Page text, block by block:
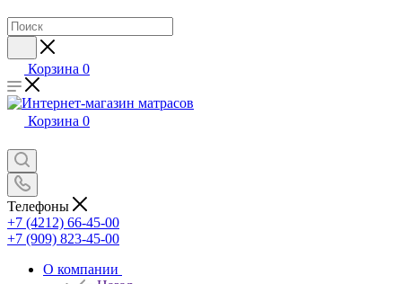
Корзина 0
Корзина 0
Телефоны
+7 (4212) 66-45-00
+7 (909) 823-45-00
О компании